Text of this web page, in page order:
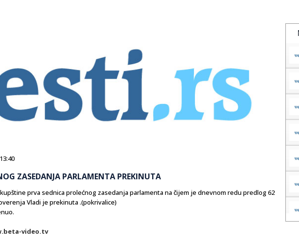
ZASEDANJA PARLAMENTA PREKINUTA
prva sednica prolećnog zasedanja parlamenta na čijem je dnevnom redu predlog 62
Vladi je prekinuta .(pokrivalice)
video.tv